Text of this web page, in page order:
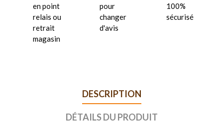
en point
relais ou
retrait
magasin
pour
changer
d'avis
100%
sécurisé
DESCRIPTION
DÉTAILS DU PRODUIT